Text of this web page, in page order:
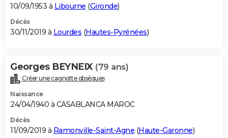
10/09/1953 à Libourne (Gironde)
Décès
30/11/2019 à Lourdes (Hautes-Pyrénées)
Georges BEYNEIX (79 ans)
Créer une cagnotte obsèques
Naissance
24/04/1940 à CASABLANCA MAROC
Décès
11/09/2019 à Ramonville-Saint-Agne (Haute-Garonne)